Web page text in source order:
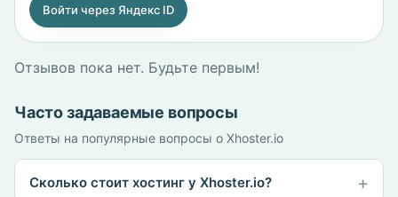
Войти через Яндекс ID
Отзывов пока нет. Будьте первым!
Часто задаваемые вопросы
Ответы на популярные вопросы о Xhoster.io
Сколько стоит хостинг у Xhoster.io?